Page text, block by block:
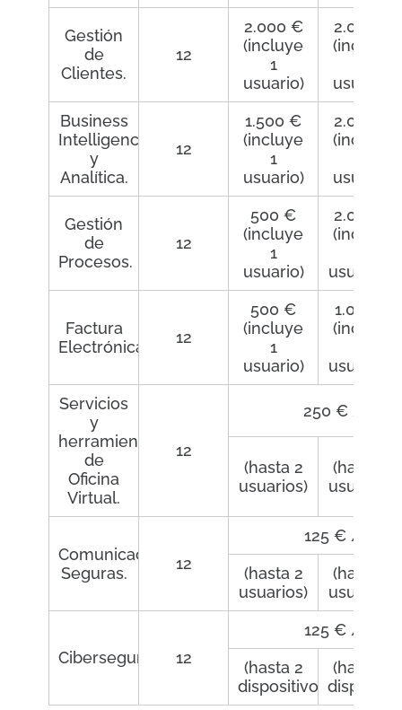
Gestión
de
Clientes.
12
2.000 €
(incluye
1
usuario)
2.000 €
(incluye
usuario)
Business
Intelligence
y
Analítica.
12
1.500 €
(incluye
1
usuario)
2.000 €
(incluye
usuario)
Gestión
de
Procesos.
12
500 €
(incluye
1
usuario)
2.000 €
(incluye
usuarios)
Factura
Electrónica
12
500 €
(incluye
1
usuario)
1.000 €
(incluye
usuarios)
Servicios
y
herramientas
de
Oficina
Virtual.
12
250 € /
(hasta 2
usuarios)
(hasta 9
usuarios)
Comunicaciones
Seguras.
12
125 € /
(hasta 2
usuarios)
(hasta 9
usuarios)
Ciberseguridad.12
125 € /
(hasta 2
dispositivos)
(hasta 9